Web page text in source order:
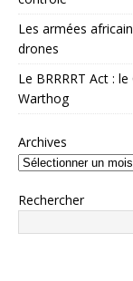
Les armées
drones
Le BRRRRT Act :
Warthog
Archives
Rechercher